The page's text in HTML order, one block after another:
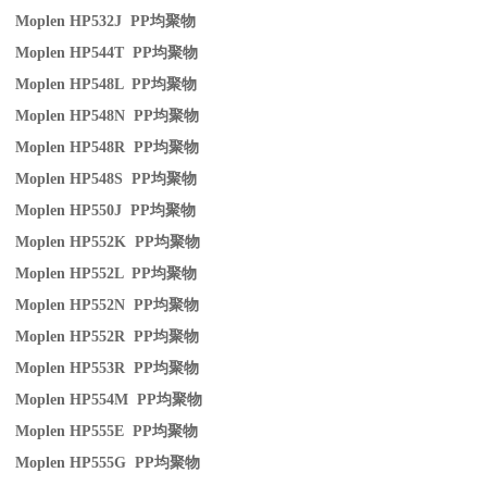
Moplen HP532J PP均聚物
Moplen HP544T PP均聚物
Moplen HP548L PP均聚物
Moplen HP548N PP均聚物
Moplen HP548R PP均聚物
Moplen HP548S PP均聚物
Moplen HP550J PP均聚物
Moplen HP552K PP均聚物
Moplen HP552L PP均聚物
Moplen HP552N PP均聚物
Moplen HP552R PP均聚物
Moplen HP553R PP均聚物
Moplen HP554M PP均聚物
Moplen HP555E PP均聚物
Moplen HP555G PP均聚物